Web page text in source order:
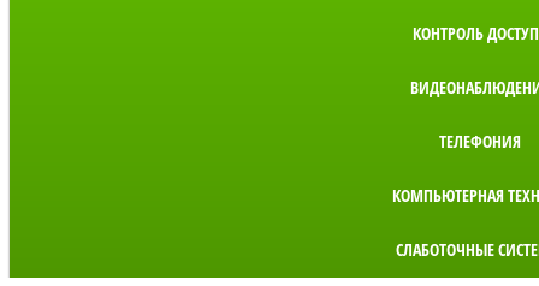
КОНТРОЛЬ
ТЕЛЕФОНИЯ
КОМПЬЮТЕРНАЯ
СЛАБОТОЧНЫЕ